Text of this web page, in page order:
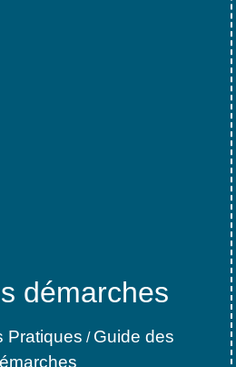
démarches
Pratiques / Guide des